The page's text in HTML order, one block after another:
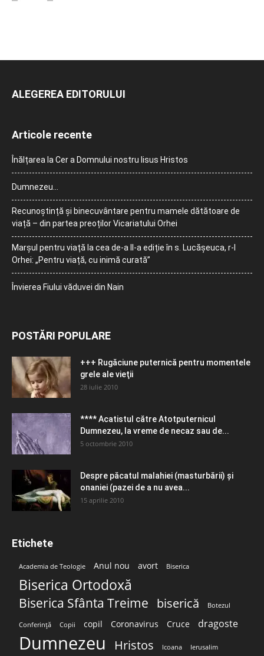
ALEGEREA EDITORULUI
Articole recente
Înălțarea la Cer a Domnului nostru Iisus Hristos
Dumnezeu…
Recunoștință și binecuvântare pentru mamele dătătoare de
viață – din partea preoților Vicariatului Orhei
Marșul pentru viață la cea de-a II-a ediție în s. Lucășeuca, r-l
Orhei: „Pentru viață, cu inimă curată”
Învierea Fiului văduvei din Nain
POSTĂRI POPULARE
+++ Rugăciune puternică pentru momentele
grele ale vieţii
28 iulie 2010
**** Acatistul către Atotputernicul
Dumnezeu, la vreme de necaz sau de...
5 octombrie 2010
Despre păcatul malahiei (masturbării) şi
onaniei (pazei de a nu avea...
15 aprilie 2010
Etichete
Academia de Teologie Anul nou avort Biserica
Biserica Ortodoxă
Biserica Sfânta Treime biserică Botezul
Conferință Copii copil Coronavirus Cruce dragoste
Dumnezeu Hristos Icoana Ierusalim